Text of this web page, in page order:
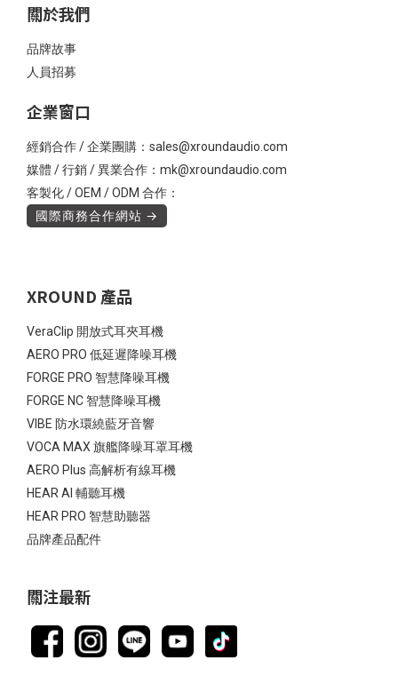
關於我們
品牌故事
人員招募
企業窗口
經銷合作 / 企業團購：sales@xroundaudio.com
媒體 / 行銷 / 異業合作：mk@xroundaudio.com
客製化 / OEM / ODM 合作：
國際商務合作網站 →
XROUND 產品
VeraClip 開放式耳夾耳機
AERO PRO 低延遲降噪耳機
FORGE PRO 智慧降噪耳機
FORGE NC 智慧降噪耳機
VIBE 防水環繞藍牙音響
VOCA MAX 旗艦降噪耳罩耳機
AERO Plus 高解析有線耳機
HEAR AI 輔聽耳機
HEAR PRO 智慧助聽器
品牌產品配件
關注最新